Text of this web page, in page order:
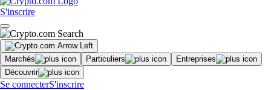
S'inscrire
Marchés Particuliers
Entreprises
Découvrir
Se connecterS'inscrire